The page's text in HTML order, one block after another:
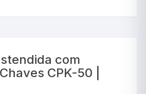
com
CPK-50 |